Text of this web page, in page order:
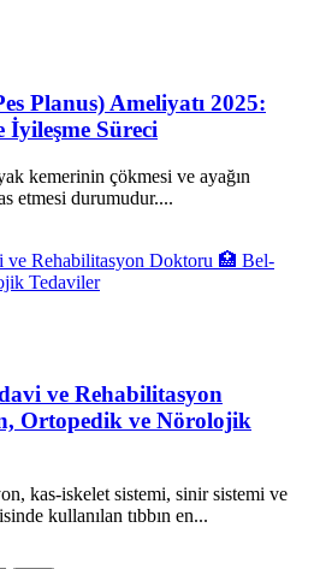
Planus) Ameliyatı 2025:
Süreci
kemerinin çökmesi ve ayağın
etmesi durumudur....
ve Rehabilitasyon
Ortopedik ve Nörolojik
kas-iskelet sistemi, sinir sistemi ve
kullanılan tıbbın en...